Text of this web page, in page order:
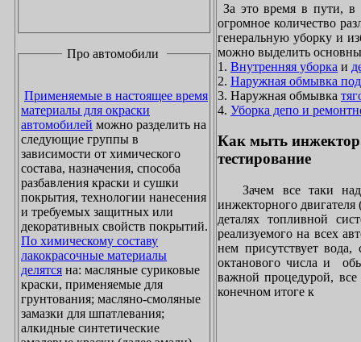
Про автомобили
Применяемые в настоящее время
материалы для окраски
автомобилей можно разделить на
следующие группы в
зависимости от химического
состава, назначения, способа
разбавления краски и сушки
покрытия, технологии нанесения
и требуемых защитных или
декоративных свойств покрытий.
По химическому составу
лакокрасочные материалы
делятся на: масляные суриковые
краски, применяемые для
грунтования; масляно-смоляные
замазки для шпатлевания;
алкидные синтетические
За это время в пути,
огромное количество
генеральную уборку и
можно выделить
1. Внутренняя уборка и
2. Наружная обмывка
3. Наружная обмывка
4. Уборка депо и
Как мыть
тестирование
Зачем все таки
инжекторного
деталях топливной
реализуемого на всех
нем присутствует
октанового числа и
важной процедурой, все
конечном итоге к